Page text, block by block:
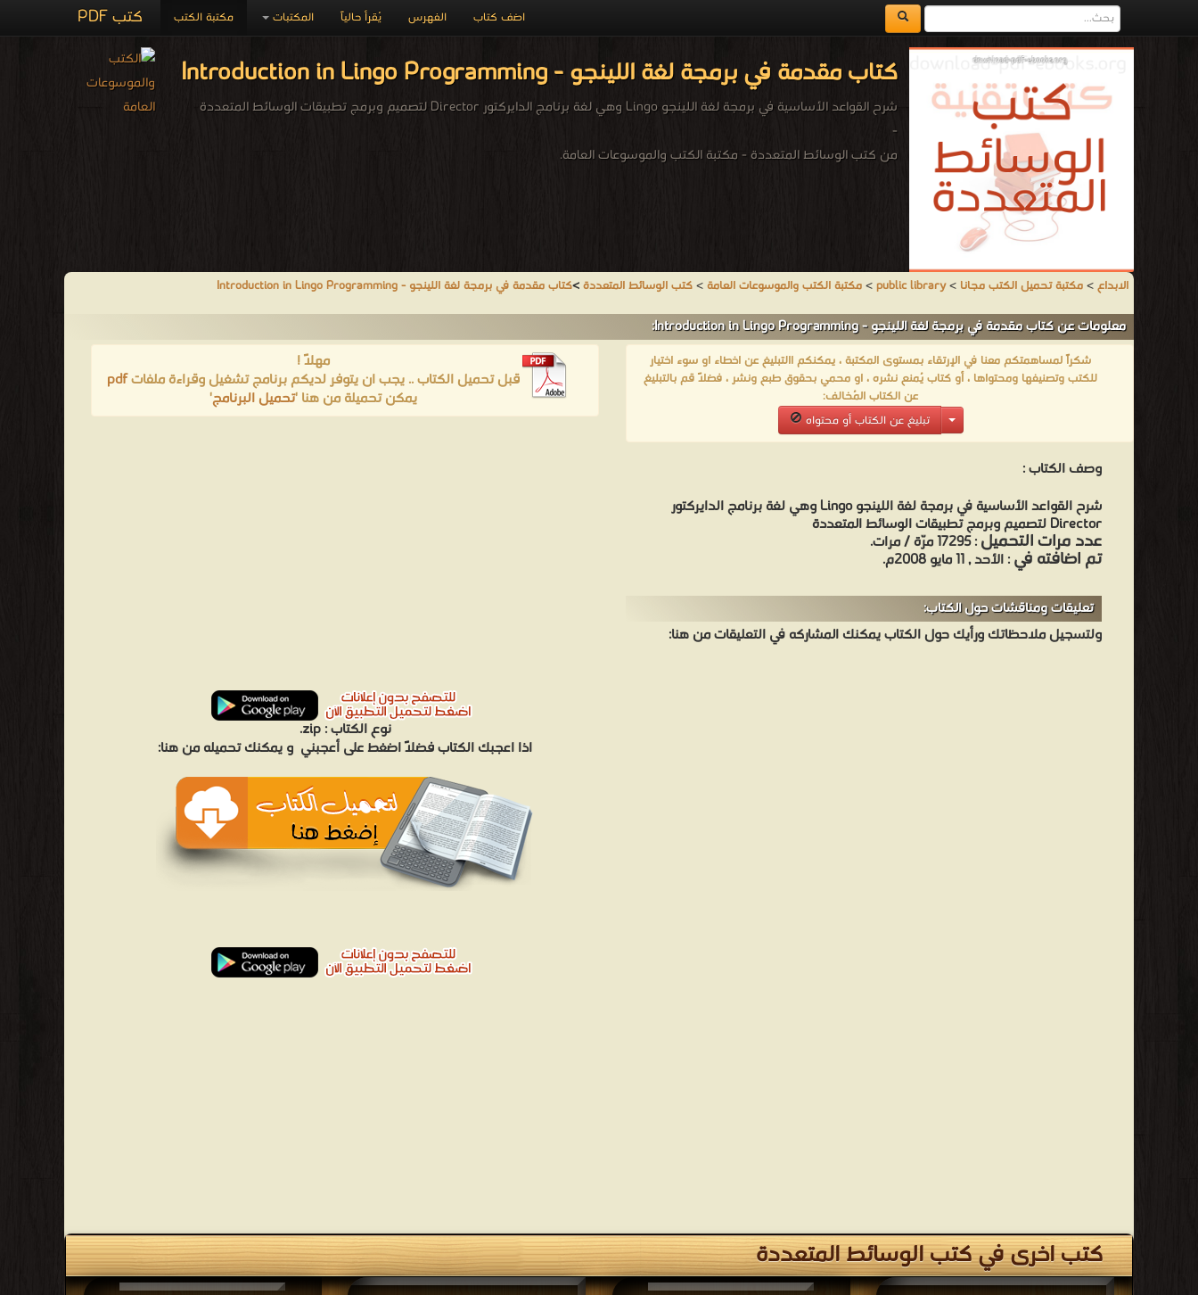
كتب PDF مكتبة الكتب المكتبات يُقرأ حالياً الفهرس اضف كتاب
كتاب مقدمة في برمجة لغة اللينجو - Introduction in Lingo Programming
شرح القواعد الأساسية في برمجة لغة اللينجو Lingo وهي لغة برنامج الدايركتور Director لتصميم وبرمج تطبيقات الوسائط المتعددة
-
من كتب الوسائط المتعددة - مكتبة الكتب والموسوعات العامة.
الابداع>مكتبة تحميل الكتب مجانا >
public library
>مكتبة الكتب والموسوعات العامة>كتب الوسائط المتعددة>كتاب مقدمة في برمجة لغة اللينجو - Introduction in Lingo Programming
معلومات عن كتاب مقدمة في برمجة لغة اللينجو - Introduction in Lingo Programming:
شكراً لمساهمتكم معنا في الإرتقاء بمستوى المكتبة ، يمكنكم االتبليغ عن اخطاء او سوء اختيار
للكتب وتصنيفها ومحتواها ، أو كتاب يُمنع نشره ، او محمي بحقوق طبع ونشر ، فضلاً قم بالتبليغ
عن الكتاب المُخالف:
تبليغ عن الكتاب أو محتواه
وصف الكتاب :
شرح القواعد الأساسية في برمجة لغة اللينجو Lingo وهي لغة برنامج الدايركتور
Director لتصميم وبرمج تطبيقات الوسائط المتعددة
عدد مرات التحميل: 17295 مرّة / مرات.
تم اضافته في: الأحد , 11 مايو 2008م.
تعليقات ومناقشات حول الكتاب:
ولتسجيل ملاحظاتك ورأيك حول الكتاب يمكنك المشاركه في التعليقات من هنا:
مهلاً !
قبل تحميل الكتاب .. يجب ان يتوفر لديكم برنامج تشغيل وقراءة ملفاتpdf
يمكن تحميلة من هنا 'تحميل البرنامج'
نوع الكتاب :zip.
اذا اعجبك الكتاب فضلاً اضغط على أعجبني و يمكنك تحميله من هنا:
كتب اخرى في كتب الوسائط المتعددة